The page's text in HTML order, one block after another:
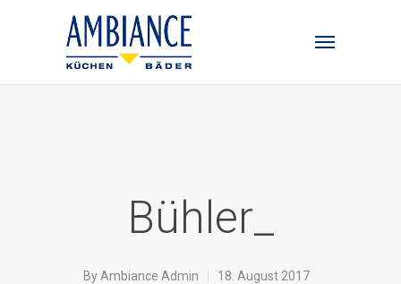
Bühler_
By Ambiance Admin
18. August 2017